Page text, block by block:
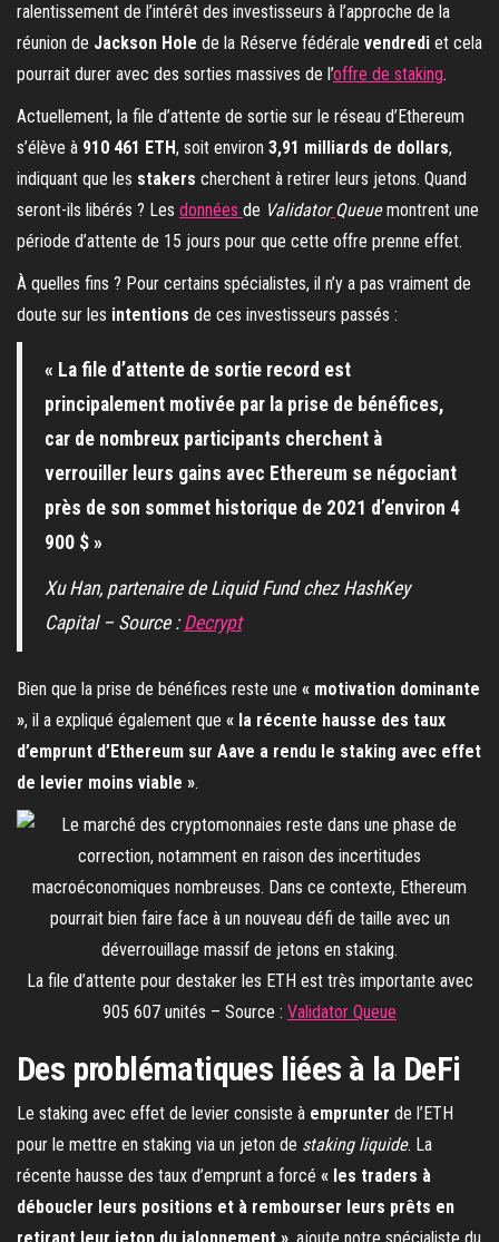
ralentissement de l’intérêt des investisseurs à l’approche de la
réunion de Jackson Hole de la Réserve fédérale vendredi et cela
pourrait durer avec des sorties massives de l’offre de staking.
Actuellement, la file d’attente de sortie sur le réseau d’Ethereum
s’élève à 910 461 ETH, soit environ 3,91 milliards de dollars,
indiquant que les stakers cherchent à retirer leurs jetons. Quand
seront-ils libérés ? Les données de Validator Queuemontrent une
période d’attente de 15 jours pour que cette offre prenne effet.
À quelles fins ? Pour certains spécialistes, il n’y a pas vraiment de
doute sur les intentions de ces investisseurs passés :
« La file d’attente de sortie record est
principalement motivée par la prise de bénéfices,
car de nombreux participants cherchent à
verrouiller leurs gains avec Ethereum se négociant
près de son sommet historique de 2021 d’environ 4
900 $ »
Xu Han, partenaire de Liquid Fund chez HashKey
Capital – Source :Decrypt
Bien que la prise de bénéfices reste une « motivation dominante
», il a expliqué également que « la récente hausse des taux
d’emprunt d’Ethereum sur Aave a rendu le staking avec effet
de levier moins viable ».
La file d’attente pour destaker les ETH est très importante avec
905 607 unités – Source : Validator Queue
Des problématiques liées à la DeFi
Le staking avec effet de levier consiste à emprunter de l’ETH
pour le mettre en staking via un jeton de staking liquide. La
récente hausse des taux d’emprunt a forcé « les traders à
déboucler leurs positions et à rembourser leurs prêts en